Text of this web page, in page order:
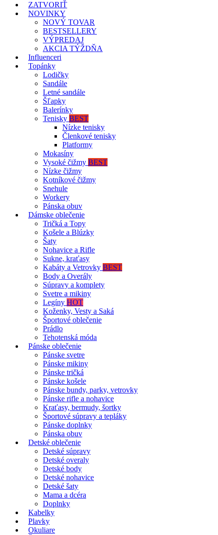
ZATVORIŤ
NOVINKY
NOVÝ TOVAR
BESTSELLERY
VÝPREDAJ
AKCIA TÝŽDŇA
Influenceri
Topánky
Lodičky
Sandále
Letné sandále
Šľapky
Balerínky
Tenisky BEST
Nízke tenisky
Členkové tenisky
Platformy
Mokasíny
Vysoké čižmy BEST
Nízke čižmy
Kotníkové čižmy
Snehule
Workery
Pánska obuv
Dámske oblečenie
Tričká a Topy
Košele a Blúzky
Šaty
Nohavice a Rifle
Sukne, kraťasy
Kabáty a Vetrovky BEST
Body a Overály
Súpravy a komplety
Svetre a mikiny
Legíny HOT
Koženky, Vesty a Saká
Športové oblečenie
Prádlo
Tehotenská móda
Pánske oblečenie
Pánske svetre
Pánske mikiny
Pánske tričká
Pánske košele
Pánske bundy, parky, vetrovky
Pánske rifle a nohavice
Kraťasy, bermudy, šortky
Športové súpravy a tepláky
Pánske doplnky
Pánska obuv
Detské oblečenie
Detské súpravy
Detské overaly
Detské body
Detské nohavice
Detské šaty
Mama a dcéra
Doplnky
Kabelky
Plavky
Okuliare